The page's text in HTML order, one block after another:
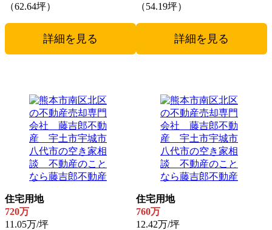
（62.64坪）
詳細を見る
（54.19坪）
詳細を見る
住宅用地
720万
11.05万/坪
住宅用地
760万
12.42万/坪